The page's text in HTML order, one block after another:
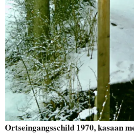
Ortseingangsschild 1970, kasaan